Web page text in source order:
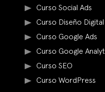
Curso Social Ads
Curso Diseño Digital
Curso Google Ads
Curso Google
Curso SEO
Curso WordPress